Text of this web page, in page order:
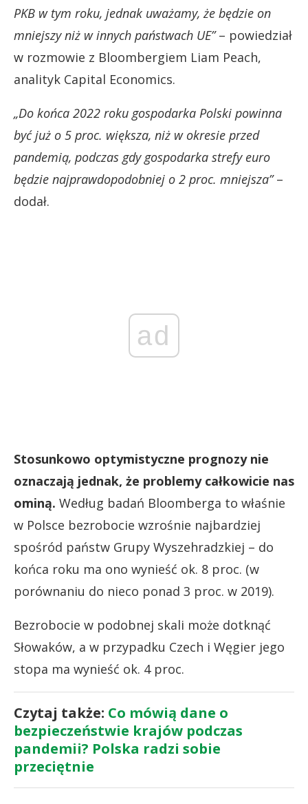
PKB w tym roku, jednak uważamy, że będzie on
mniejszy niż w innych państwach UE”– powiedział
w rozmowie z Bloombergiem Liam Peach,
analityk Capital Economics.
„Do końca 2022 roku gospodarka Polski powinna
być już o 5 proc. większa, niż w okresie przed
pandemią, podczas gdy gospodarka strefy euro
będzie najprawdopodobniej o 2 proc. mniejsza”–
dodał.
ad
Stosunkowo optymistyczne prognozy nie
oznaczają jednak, że problemy całkowicie nas
ominą. Według badań Bloomberga to właśnie
w Polsce bezrobocie wzrośnie najbardziej
spośród państw Grupy Wyszehradzkiej – do
końca roku ma ono wynieść ok. 8 proc. (w
porównaniu do nieco ponad 3 proc. w 2019).
Bezrobocie w podobnej skali może dotknąć
Słowaków, a w przypadku Czech i Węgier jego
stopa ma wynieść ok. 4 proc.
Czytaj także: Co mówią dane o
bezpieczeństwie krajów podczas
pandemii? Polska radzi sobie
przeciętnie